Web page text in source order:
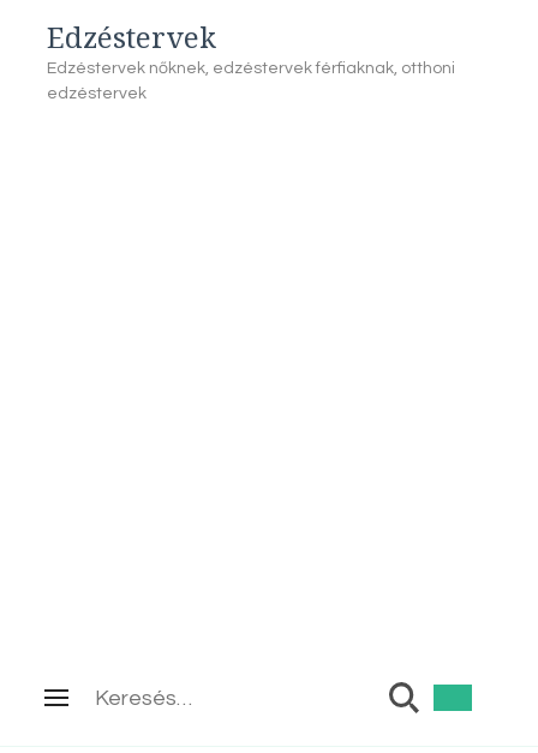
Edzéstervek
Edzéstervek nőknek, edzéstervek férfiaknak, otthoni
edzéstervek
Keresés: